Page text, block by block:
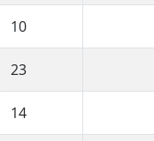
10
23
14